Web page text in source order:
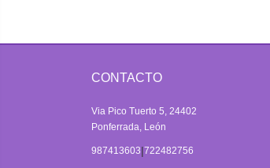
CONTACTO
Via Pico Tuerto 5, 24402
Ponferrada, León
987413603|722482756